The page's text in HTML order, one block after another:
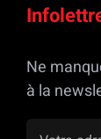
Ne
à la